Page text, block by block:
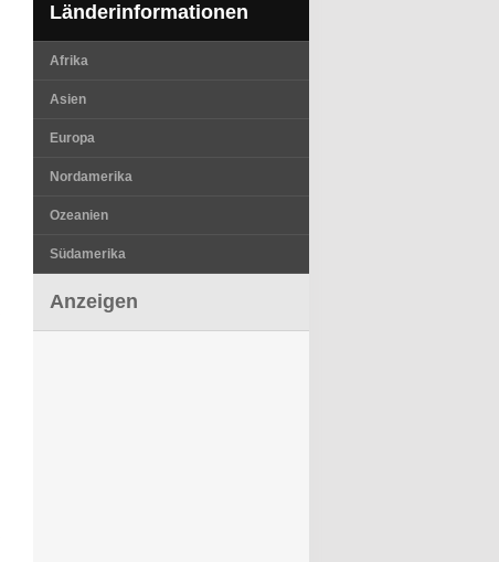
Länderinformationen
Afrika
Asien
Europa
Nordamerika
Ozeanien
Südamerika
Anzeigen